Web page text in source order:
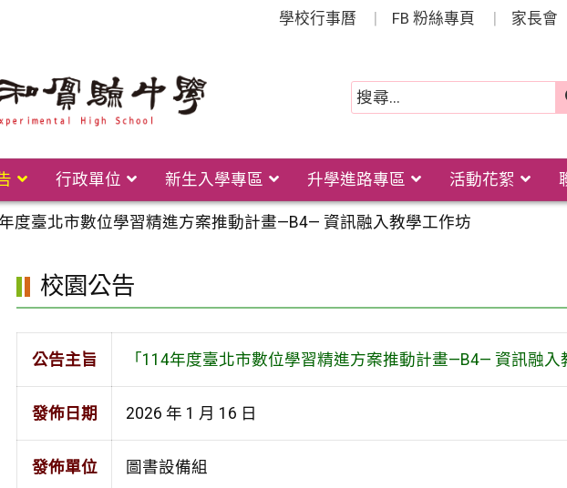
學校行事曆 FB 粉絲專頁 家長會
行政單位 新生入學專區 升學進路專區 活動花絮
年度臺北市數位學習精進方案推動計畫—B4— 資訊融入教學工作坊
校園公告
公告主旨 「114年度臺北市數位學習精進方案推動計畫—B4— 資訊融入
發佈日期 2026 年 1 月 16 日
發佈單位 圖書設備組